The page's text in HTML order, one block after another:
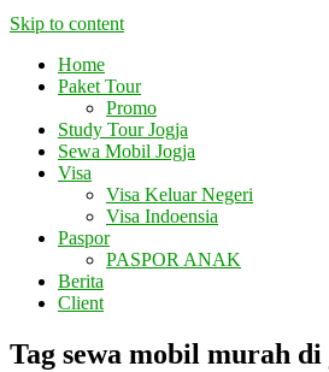
Skip to content
Home
Paket Tour
Promo
Study Tour Jogja
Sewa Mobil Jogja
Visa
Visa Keluar Negeri
Visa Indoensia
Paspor
PASPOR ANAK
Berita
Client
Tag sewa mobil murah